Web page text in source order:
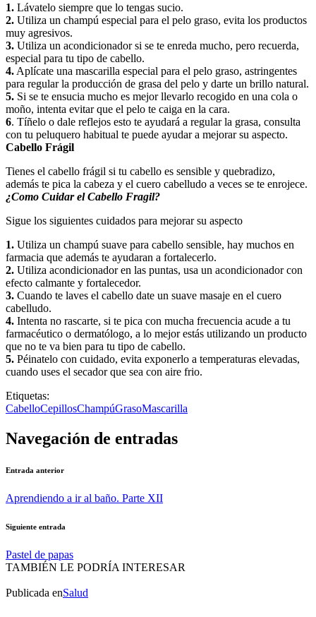
1. Lávatelo siempre que lo tengas sucio.
2. Utiliza un champú especial para el pelo graso, evita los productos
muy agresivos.
3. Utiliza un acondicionador si se te enreda mucho, pero recuerda,
especial para tu tipo de cabello.
4. Aplícate una mascarilla especial para el pelo graso, astringentes
para regular la producción de grasa del pelo y darte un brillo natural.
5. Si se te ensucia mucho es mejor llevarlo recogido en una cola o
moño, intenta evitar que el pelo te caiga en la cara.
6. Tíñelo o dale reflejos esto te ayudará a regular la grasa, consulta
con tu peluquero habitual te puede ayudar a mejorar su aspecto.
Cabello Frágil
Tienes el cabello frágil si tu cabello es sensible y quebradizo,
además te pica la cabeza y el cuero cabelludo a veces se te enrojece.
¿Como Cuidar el Cabello Fragil?
Sigue los siguientes cuidados para mejorar su aspecto
1. Utiliza un champú suave para cabello sensible, hay muchos en
farmacia que además te ayudaran a fortalecerlo.
2. Utiliza acondicionador en las puntas, usa un acondicionador con
efecto calmante y fortalecedor.
3. Cuando te laves el cabello date un suave masaje en el cuero
cabelludo.
4. Intenta no rascarte, si te pica con mucha frecuencia acude a tu
farmacéutico o dermatólogo, a lo mejor estás utilizando un producto
que no te va bien para tu tipo de cabello.
5. Péinatelo con cuidado, evita exponerlo a temperaturas elevadas,
cuando uses el secador que sea con aire frio.
Etiquetas:
CabelloCepillosChampúGrasoMascarilla
Navegación de entradas
Entrada anterior
Aprendiendo a ir al baño. Parte XII
Siguiente entrada
Pastel de papas
TAMBIÉN LE PODRÍA INTERESAR
Publicada enSalud